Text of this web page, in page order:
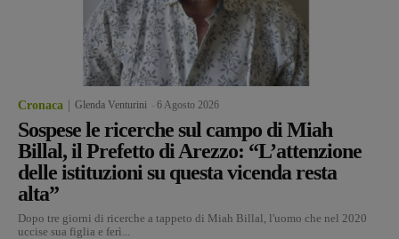
Cronaca Glenda Venturini 6 Agosto 2026
Sospese le ricerche sul campo di Miah
Billal, il Prefetto di Arezzo: “L’attenzione
delle istituzioni su questa vicenda resta
alta”
Dopo tre giorni di ricerche a tappeto di Miah Billal, l'uomo che nel 2020
uccise sua figlia e ferì...